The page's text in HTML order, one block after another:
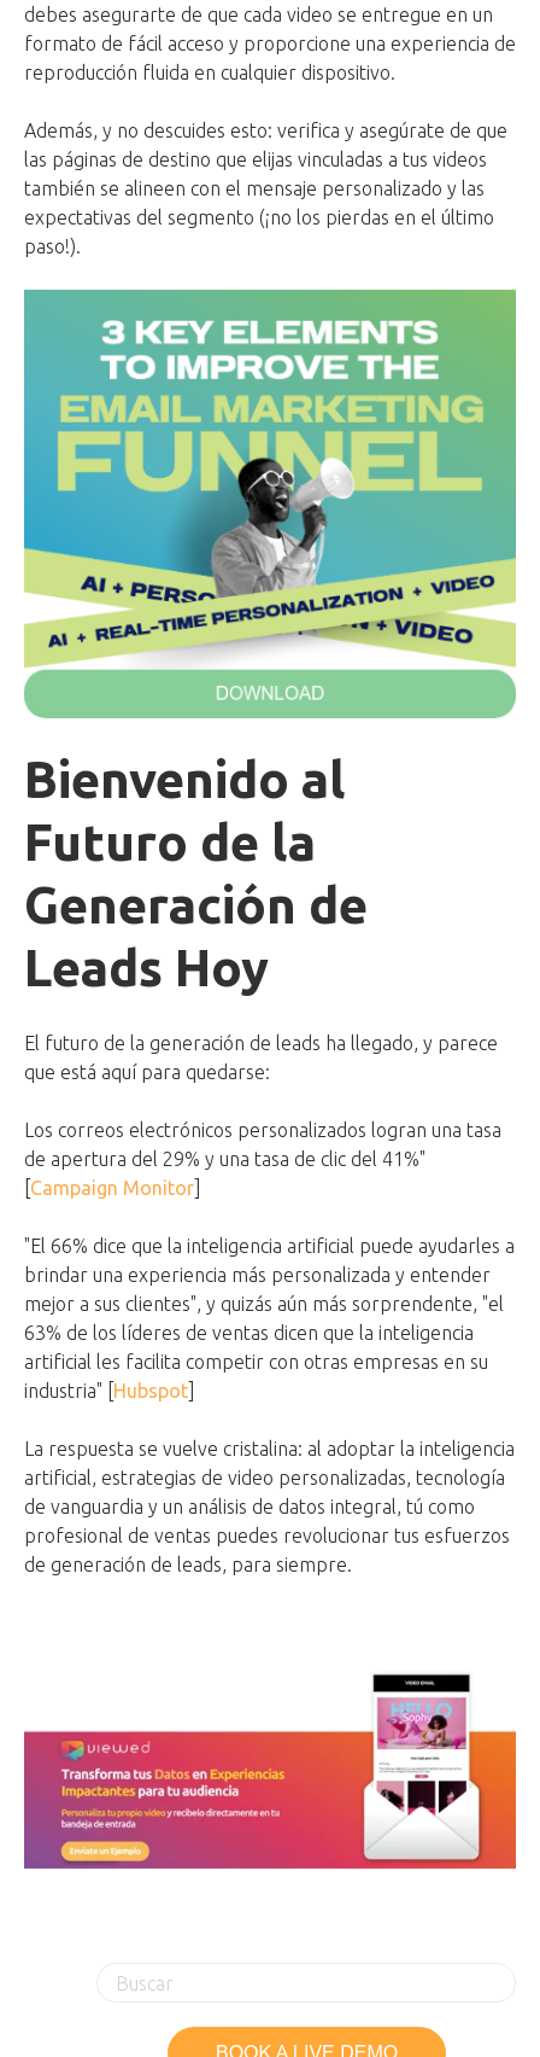
debes asegurarte de que cada video se entregue en un
formato de fácil acceso y proporcione una experiencia de
reproducción fluida en cualquier dispositivo.
Además, y no descuides esto: verifica y asegúrate de que
las páginas de destino que elijas vinculadas a tus videos
también se alineen con el mensaje personalizado y las
expectativas del segmento (¡no los pierdas en el último
paso!).
Bienvenido al
Futuro de la
Generación de
Leads Hoy
El futuro de la generación de leads ha llegado, y parece
que está aquí para quedarse:
Los correos electrónicos personalizados logran una tasa
de apertura del 29% y una tasa de clic del 41%"
Campaign Monitor
"El 66% dice que la inteligencia artificial puede ayudarles a
brindar una experiencia más personalizada y entender
mejor a sus clientes", y quizás aún más sorprendente, "el
63% de los líderes de ventas dicen que la inteligencia
artificial les facilita competir con otras empresas en su
industria" [ Hubspot
La respuesta se vuelve cristalina: al adoptar la inteligencia
artificial, estrategias de video personalizadas, tecnología
de vanguardia y un análisis de datos integral, tú como
profesional de ventas puedes revolucionar tus esfuerzos
de generación de leads, para siempre.